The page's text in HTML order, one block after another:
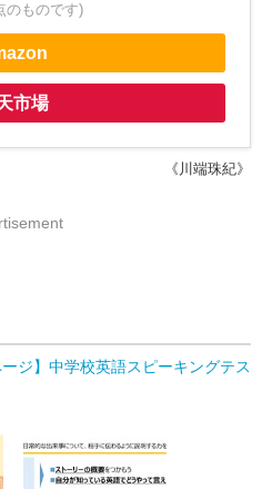
のものです)
市場
《川端珠紀》
ジ】中学校英語スピーキングテス